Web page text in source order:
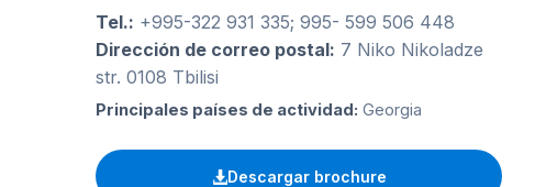
Tel.: +995-322 931 335; 995- 599 506 448
Dirección de correo postal: 7 Niko Nikoladze
str. 0108 Tbilisi
Principales países de actividad: Georgia
Descargar brochure